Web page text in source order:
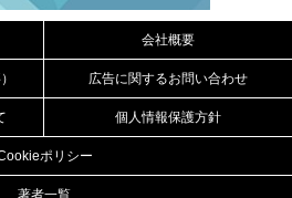
会社概要
広告に関するお問い合わせ
個人情報保護方針
ポリシー
著者一覧